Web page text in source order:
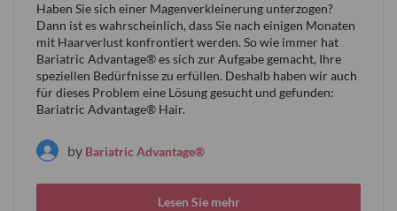
Haben Sie sich einer Magenverkleinerung unterzogen?
Dann ist es wahrscheinlich, dass Sie nach einigen Monaten
mit Haarverlust konfrontiert werden. So wie immer hat
Bariatric Advantage® es sich zur Aufgabe gemacht, Ihre
speziellen Bedürfnisse zu erfüllen. Deshalb haben wir auch
für dieses Problem eine Lösung gesucht und gefunden:
Bariatric Advantage® Hair.
by Bariatric Advantage®
Lesen Sie mehr